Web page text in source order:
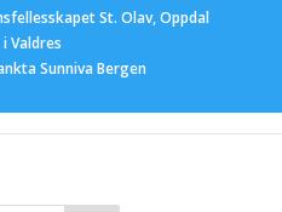
St. Olav, Oppdal
Valdres
Sunniva Bergen